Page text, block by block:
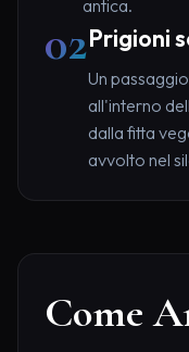
antica.
02Prigioni
Un
all'interno
dalla fitta
avvolto nel
Come